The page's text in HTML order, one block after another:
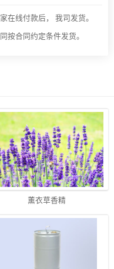
在线付款后， 我司发货。
按合同约定条件发货。
薰衣草香精